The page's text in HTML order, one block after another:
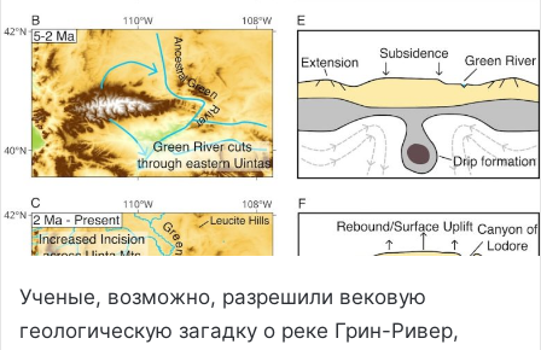
Ученые, возможно, разрешили вековую
геологическую загадку о реке Грин-Ривер,